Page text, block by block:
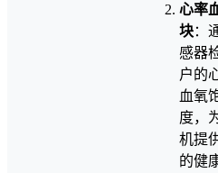
心率
块：
感器
户的
血氧
度，
机提
的健